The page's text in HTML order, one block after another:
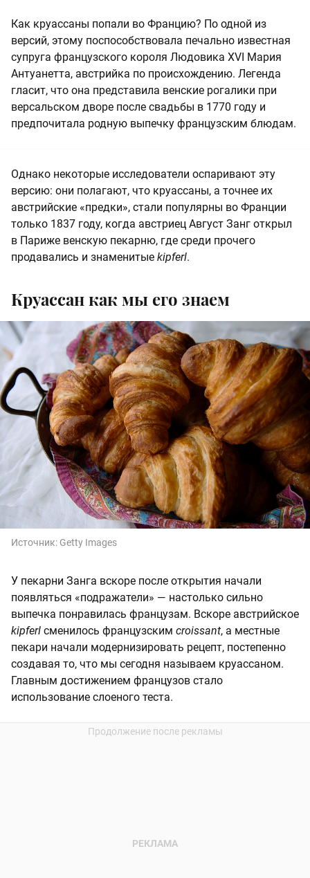
Как круассаны попали во Францию? По одной из
версий, этому поспособствовала печально известная
супруга французского короля Людовика XVI Мария
Антуанетта, австрийка по происхождению. Легенда
гласит, что она представила венские рогалики при
версальском дворе после свадьбы в 1770 году и
предпочитала родную выпечку французским блюдам.
Однако некоторые исследователи оспаривают эту
версию: они полагают, что круассаны, а точнее их
австрийские «предки», стали популярны во Франции
только 1837 году, когда австриец Август Занг открыл
в Париже венскую пекарню, где среди прочего
продавались и знаменитые kipferl.
Круассан как мы его знаем
Источник: Getty Images
У пекарни Занга вскоре после открытия начали
появляться «подражатели» — настолько сильно
выпечка понравилась французам. Вскоре австрийское
kipferl сменилось французским croissant, а местные
пекари начали модернизировать рецепт, постепенно
создавая то, что мы сегодня называем круассаном.
Главным достижением французов стало
использование слоеного теста.